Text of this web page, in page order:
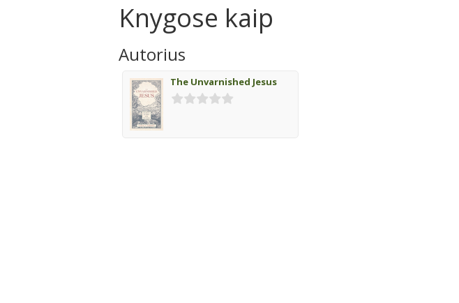
Knygose kaip
Autorius
The Unvarnished Jesus